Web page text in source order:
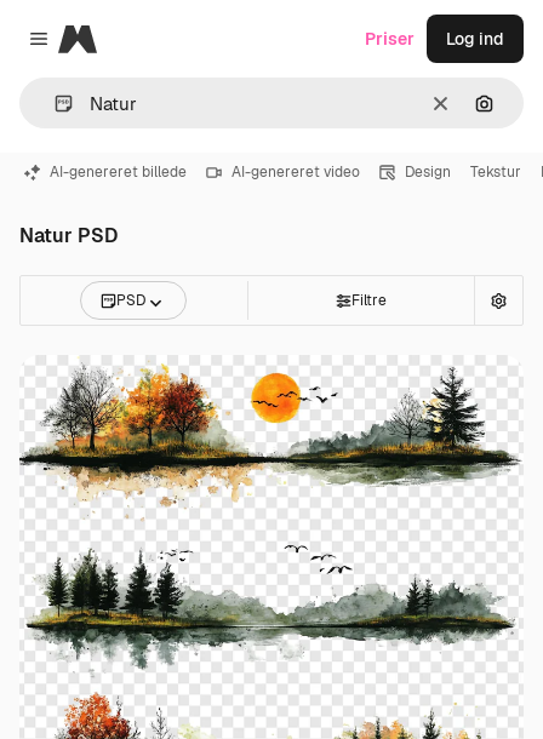
Close menu
Magnific
Klar Søg
Priser Log ind
AI-genereret billede AI-genereret video Design Tekstur
Natur PSD
PSD Filtre